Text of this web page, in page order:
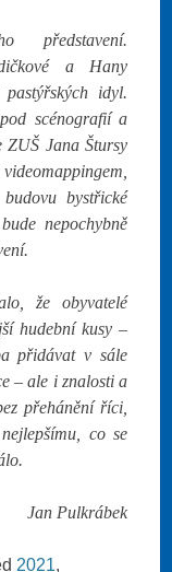
představení.
a Hany
idyl.
scénografií a
ZUŠ Jana Štursy
bystřické
nepochybně
že obyvatelé
hudební kusy –
přidávat v sále
– ale i znalosti a
přehánění říci,
co se
Jan Pulkrábek
2021,